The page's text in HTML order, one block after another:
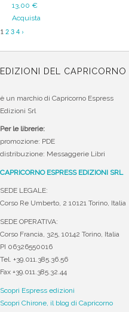
13,00 €
Acquista
1 2 3 4 ›
EDIZIONI DEL CAPRICORNO
è un marchio di Capricorno Espress
Edizioni Srl
Per le librerie:
promozione: PDE
distribuzione: Messaggerie Libri
CAPRICORNO ESPRESS EDIZIONI SRL
SEDE LEGALE:
Corso Re Umberto, 2 10121 Torino, Italia
SEDE OPERATIVA:
Corso Francia, 325, 10142 Torino, Italia
PI 06326550016
Tel. +39.011.385.36.56
Fax +39.011.385.32.44
Scopri Espress edizioni
Scopri Chirone, il blog di Capricorno